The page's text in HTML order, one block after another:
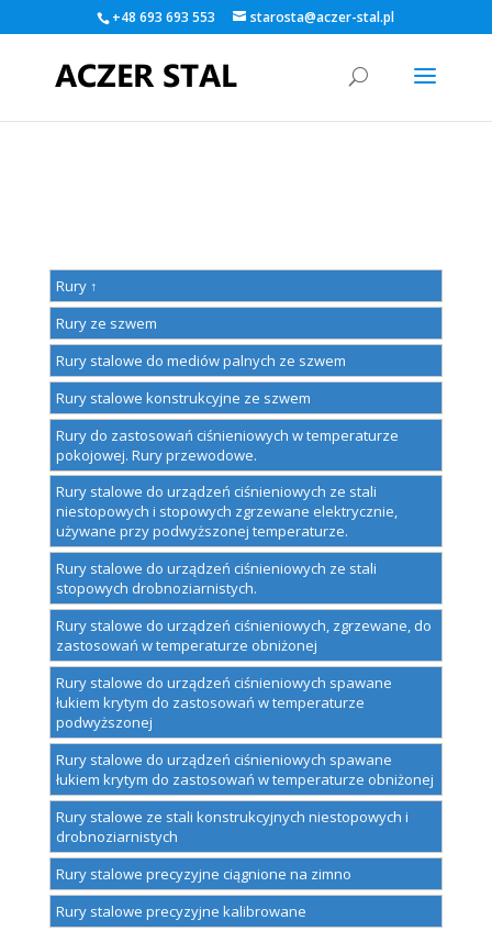
Warning: A non-numeric value encountered in
/home/klient.dhosting.pl/kamildlugos/aczer-
stal.pl/public_html/wp-content/themes/Divi/functions.php
+48 693 693 553 starosta@aczer-stal.pl
Rury ↑
Rury ze szwem
Rury stalowe do mediów palnych ze szwem
Rury stalowe konstrukcyjne ze szwem
Rury do zastosowań ciśnieniowych w temperaturze
pokojowej. Rury przewodowe.
Rury stalowe do urządzeń ciśnieniowych ze stali
niestopowych i stopowych zgrzewane elektrycznie,
używane przy podwyższonej temperaturze.
Rury stalowe do urządzeń ciśnieniowych ze stali
stopowych drobnoziarnistych.
Rury stalowe do urządzeń ciśnieniowych, zgrzewane, do
zastosowań w temperaturze obniżonej
Rury stalowe do urządzeń ciśnieniowych spawane
łukiem krytym do zastosowań w temperaturze
podwyższonej
Rury stalowe do urządzeń ciśnieniowych spawane
łukiem krytym do zastosowań w temperaturze obniżonej
Rury stalowe ze stali konstrukcyjnych niestopowych i
drobnoziarnistych
Rury stalowe precyzyjne ciągnione na zimno
Rury stalowe precyzyjne kalibrowane